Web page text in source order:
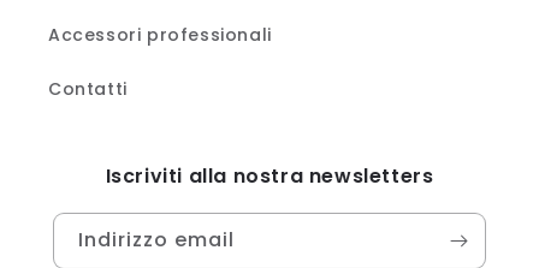
Accessori professionali
Contatti
Iscriviti alla nostra newsletters
Indirizzo email